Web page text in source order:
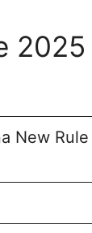
2025
New Rule